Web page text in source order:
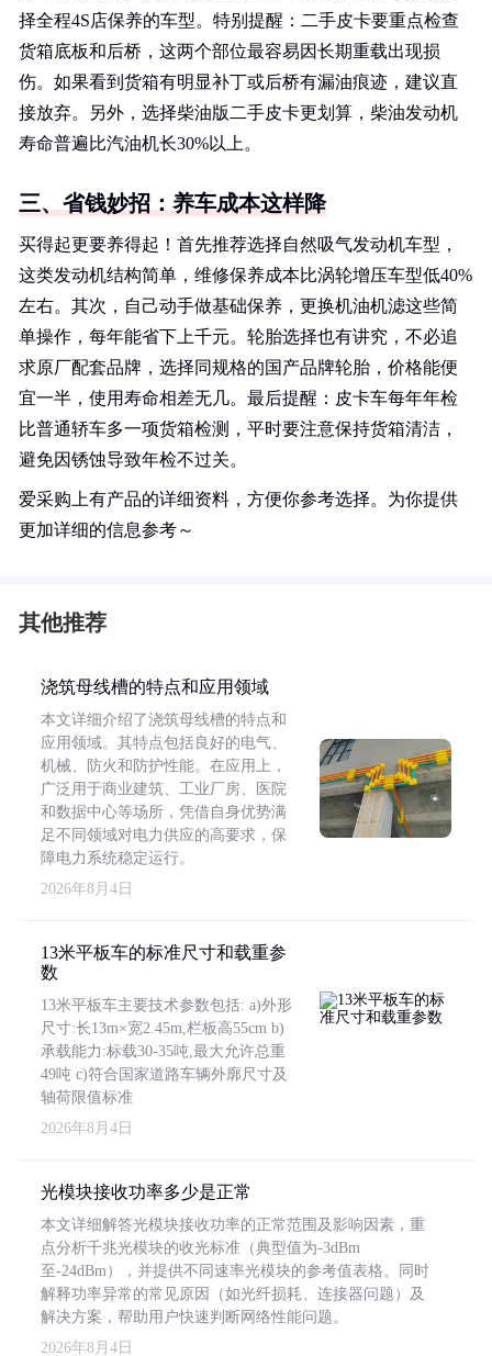
择全程4S店保养的车型。特别提醒：二手皮卡要重点检查
货箱底板和后桥，这两个部位最容易因长期重载出现损
伤。如果看到货箱有明显补丁或后桥有漏油痕迹，建议直
接放弃。另外，选择柴油版二手皮卡更划算，柴油发动机
寿命普遍比汽油机长30%以上。
三、省钱妙招：养车成本这样降
买得起更要养得起！首先推荐选择自然吸气发动机车型，
这类发动机结构简单，维修保养成本比涡轮增压车型低40%
左右。其次，自己动手做基础保养，更换机油机滤这些简
单操作，每年能省下上千元。轮胎选择也有讲究，不必追
求原厂配套品牌，选择同规格的国产品牌轮胎，价格能便
宜一半，使用寿命相差无几。最后提醒：皮卡车每年年检
比普通轿车多一项货箱检测，平时要注意保持货箱清洁，
避免因锈蚀导致年检不过关。
爱采购上有产品的详细资料，方便你参考选择。为你提供
更加详细的信息参考～
其他推荐
浇筑母线槽的特点和应用领域
本文详细介绍了浇筑母线槽的特点和
应用领域。其特点包括良好的电气、
机械、防火和防护性能。在应用上，
广泛用于商业建筑、工业厂房、医院
和数据中心等场所，凭借自身优势满
足不同领域对电力供应的高要求，保
障电力系统稳定运行。
2026年8月4日
13米平板车的标准尺寸和载重参
数
13米平板车主要技术参数包括: a)外形
尺寸:长13m×宽2.45m,栏板高55cm b)
承载能力:标载30-35吨,最大允许总重
49吨 c)符合国家道路车辆外廓尺寸及
轴荷限值标准
2026年8月4日
光模块接收功率多少是正常
本文详细解答光模块接收功率的正常范围及影响因素，重
点分析千兆光模块的收光标准（典型值为-3dBm
至-24dBm），并提供不同速率光模块的参考值表格。同时
解释功率异常的常见原因（如光纤损耗、连接器问题）及
解决方案，帮助用户快速判断网络性能问题。
2026年8月4日